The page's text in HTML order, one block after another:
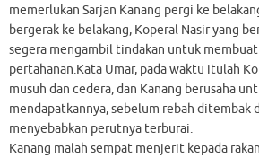
memerlukan Sarjan Kanang pergi ke
bergerak ke belakang, Koperal Nasir yang
segera mengambil tindakan untuk membuat
pertahanan.Kata Umar, pada waktu itulah
musuh dan cedera, dan Kanang berusaha
mendapatkannya, sebelum rebah ditembak
menyebabkan perutnya terburai.
Kanang malah sempat menjerit kepada